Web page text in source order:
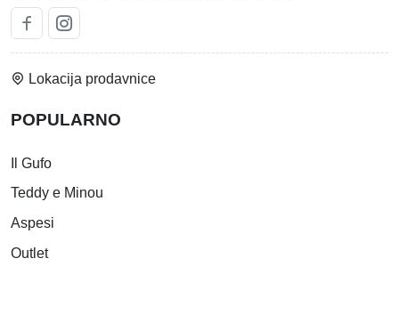
Lokacija prodavnice
POPULARNO
Il Gufo
Teddy e Minou
Aspesi
Outlet